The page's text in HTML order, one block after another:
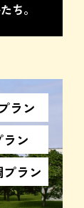
ち。
ラン
ン
ラン